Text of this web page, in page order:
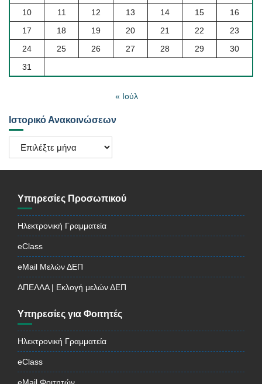
10
11 12 13 14 15
16
17
18 19 20 21 22
23
24
25 26 27 28 29
30
31
« Ιούλ
Ιστορικό Ανακοινώσεων
Ιστορικό
Ανακοινώσεων
Υπηρεσίες Προσωπικού
Ηλεκτρονική Γραμματεία
eClass
eMail Μελών ΔΕΠ
ΑΠΕΛΛΑ | Εκλογή μελών ΔΕΠ
Υπηρεσίες για Φοιτητές
Ηλεκτρονική Γραμματεία
eClass